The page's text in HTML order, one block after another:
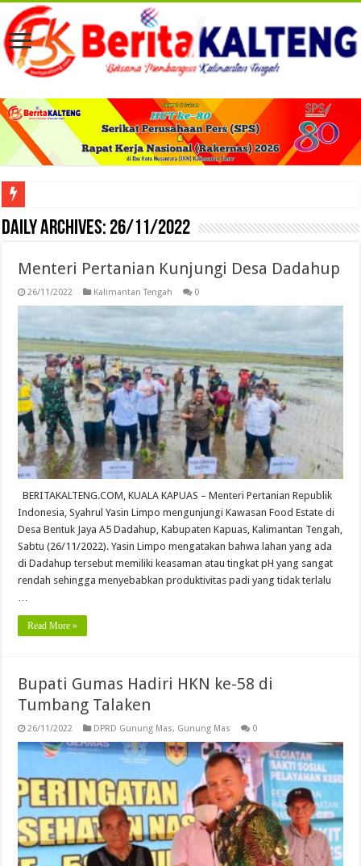
Viral! Selama Dua Bulan Lebih Siltap Serta Tunjangan Pemdes dan BPD di
Daily Archives: 26/11/2022
Menteri Pertanian Kunjungi Desa Dadahup
26/11/2022 Kalimantan Tengah 0
BERITAKALTENG.COM, KUALA KAPUAS – Menteri Pertanian Republik
Indonesia, Syahrul Yasin Limpo mengunjungi Kawasan Food Estate di
Desa Bentuk Jaya A5 Dadahup, Kabupaten Kapuas, Kalimantan Tengah,
Sabtu (26/11/2022). Yasin Limpo mengatakan bahwa lahan yang ada
di Dadahup tersebut memiliki keasaman atau tingkat pH yang sangat
rendah sehingga menyebabkan produktivitas padi yang tidak terlalu
Read More »
Bupati Gumas Hadiri HKN ke-58 di
Tumbang Talaken
26/11/2022 DPRD Gunung Mas, Gunung Mas 0